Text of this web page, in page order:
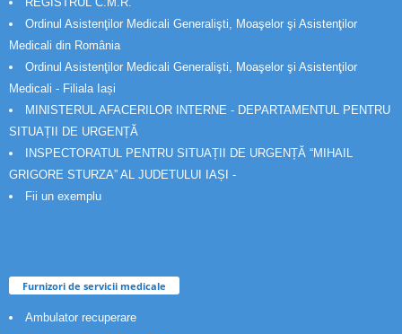
Ordinul Asistenţilor Medicali Generalişti, Moaşelor şi Asistenţilor
Medicali din România
Ordinul Asistenţilor Medicali Generalişti, Moaşelor şi Asistenţilor
Medicali - Filiala Iași
MINISTERUL AFACERILOR INTERNE - DEPARTAMENTUL PENTRU
SITUAȚII DE URGENȚĂ
INSPECTORATUL PENTRU SITUAȚII DE URGENȚĂ “MIHAIL
GRIGORE STURZA” AL JUDETULUI IAȘI -
Fii un exemplu
Furnizori de servicii medicale
Ambulator recuperare